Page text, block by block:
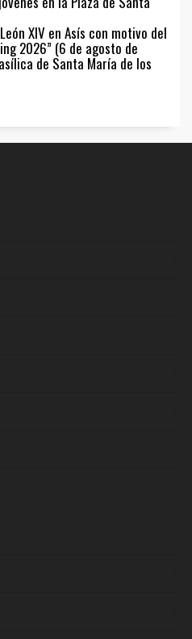
XIV en Asís con motivo del
2026” (6 de agosto de
de Santa María de los